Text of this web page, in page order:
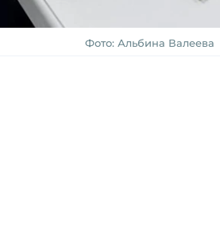
Фото: Альбина Валеева